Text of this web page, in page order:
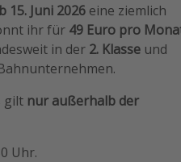
15. Juni 2026 eine ziemlich
ihr für 49 Euro pro
in der 2. Klasse und
gilt nur außerhalb der
Uhr.